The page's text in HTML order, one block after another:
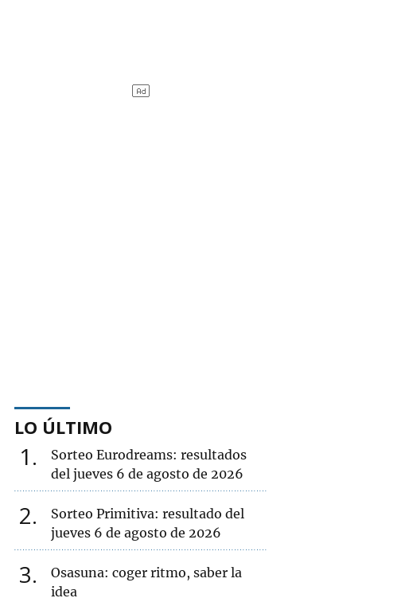
LO ÚLTIMO
1
Sorteo Eurodreams: resultados
del jueves 6 de agosto de 2026
2
Sorteo Primitiva: resultado del
jueves 6 de agosto de 2026
3
Osasuna: coger ritmo, saber la
idea